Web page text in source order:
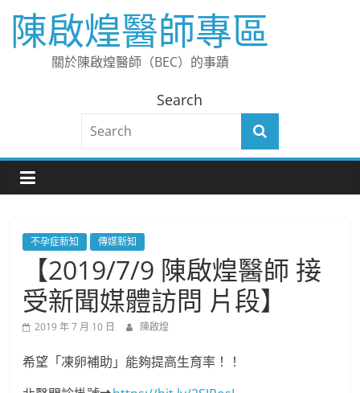
content
陳啟煌醫師專區
關於陳啟煌醫師（BEC）的事蹟
Search
不孕症新知 傳媒新知
【2019/7/9 陳啟煌醫師 接
受新聞媒體訪問 片段】
2019 年 7 月 10 日 陳啟煌
希望「凍卵補助」能夠提高生育率！！